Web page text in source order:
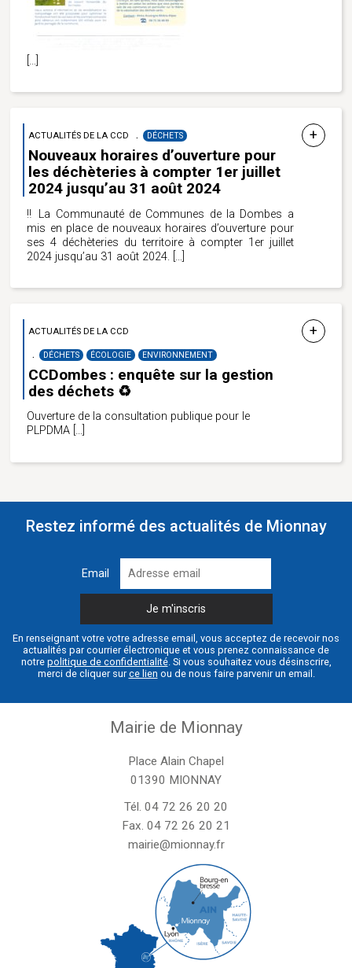
[…]
ACTUALITÉS DE LA CCD DÉCHETS
Nouveaux horaires d’ouverture pour
les déchèteries à compter 1er juillet
2024 jusqu’au 31 août 2024
‼ La Communauté de Communes de la Dombes a
mis en place de nouveaux horaires d’ouverture pour
ses 4 déchèteries du territoire à compter 1er juillet
2024 jusqu’au 31 août 2024. […]
ACTUALITÉS DE LA CCD
DÉCHETS ÉCOLOGIE ENVIRONNEMENT
CCDombes : enquête sur la gestion
des déchets ♻️
Ouverture de la consultation publique pour le
PLPDMA […]
Restez informé des actualités de Mionnay
Email
En renseignant votre votre adresse email, vous acceptez de recevoir nos
actualités par courrier électronique et vous prenez connaissance de
notre politique de confidentialité. Si vous souhaitez vous désinscrire,
merci de cliquer surce lien ou de nous faire parvenir un email.
Mairie de Mionnay
Place Alain Chapel
01390 MIONNAY
Tél. 04 72 26 20 20
Fax. 04 72 26 20 21
mairie@mionnay.fr